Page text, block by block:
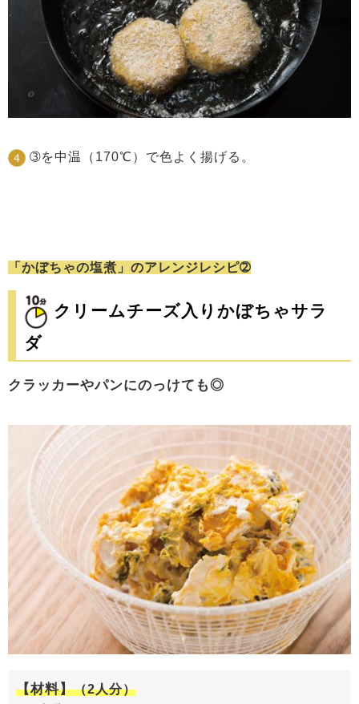
➂を中温（170℃）で色よく揚げる。
「かぼちゃの塩煮」のアレンジレシピ➁
クリームチーズ入りかぼちゃサラ
ダ
クラッカーやパンにのっけても◎
【材料】（2人分）